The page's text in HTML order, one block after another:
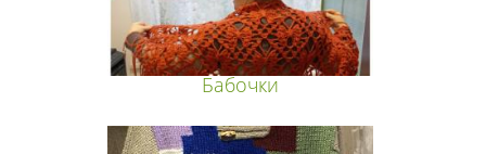
Бабочки